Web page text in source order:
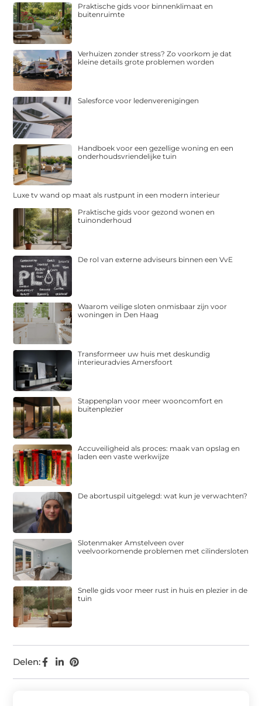
Delen:
Praktische gids voor binnenklimaat en
buitenruimte
Verhuizen zonder stress? Zo voorkom je dat
kleine details grote problemen worden
Salesforce voor ledenverenigingen
Handboek voor een gezellige woning en een
onderhoudsvriendelijke tuin
Luxe tv wand op maat als rustpunt in een modern interieur
Praktische gids voor gezond wonen en
tuinonderhoud
De rol van externe adviseurs binnen een VvE
Waarom veilige sloten onmisbaar zijn voor
woningen in Den Haag
Transformeer uw huis met deskundig
interieuradvies Amersfoort
Stappenplan voor meer wooncomfort en
buitenplezier
Accuveiligheid als proces: maak van opslag en
laden een vaste werkwijze
De abortuspil uitgelegd: wat kun je verwachten?
Slotenmaker Amstelveen over
veelvoorkomende problemen met cilindersloten
Snelle gids voor meer rust in huis en plezier in de
tuin